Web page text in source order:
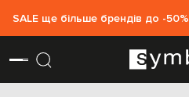
SALE ще більше брендів до -